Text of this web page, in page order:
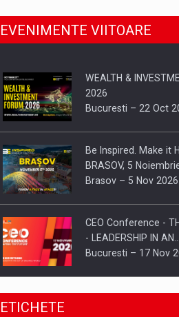
EVENIMENTE VIITOARE
WEALTH &
2026
Bucuresti – 22 Oct
Be Inspired. Make it
BRASOV, 5
Brasov – 5 Nov 2026
CEO Conference -
- LEADERSHIP IN AN…
Bucuresti – 17 Nov
Be Inspired. Make it
ETICHETE